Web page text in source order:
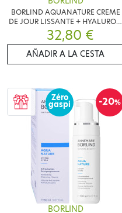
BORLIND AQUANATURE CREME
DE JOUR LISSANTE + HYALURON
50ML
32,80 €
AÑADIR A LA CESTA
-20%
Zéro
gaspi
BORLIND